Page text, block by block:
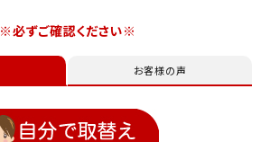
※必ずご確認ください※
お客様の声